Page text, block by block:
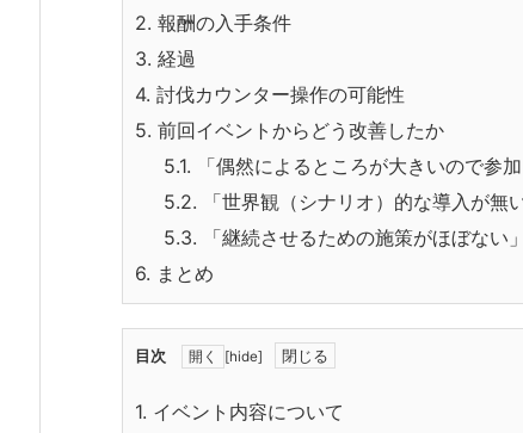
2. 報酬の入手条件
3. 経過
4. 討伐カウンター操作の可能性
5. 前回イベントからどう改善したか
5.1. 「偶然によるところが大きいので参
5.2. 「世界観（シナリオ）的な導入が無
5.3. 「継続させるための施策がほぼない
6. まとめ
目次 [hide]
1. イベント内容について